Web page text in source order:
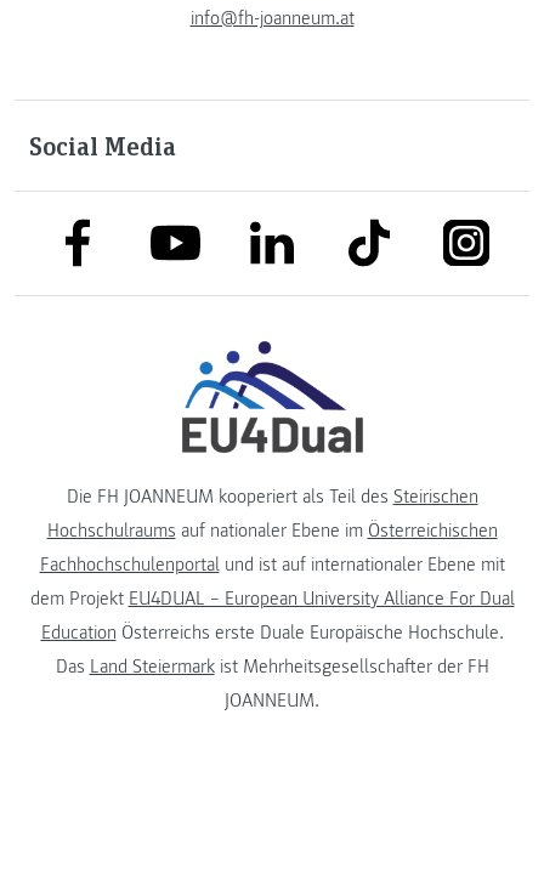
info@fh-joanneum.at
Social Media
link to facebooklink to youtubelink to linkedinlink to tiktok
Die FH JOANNEUM kooperiert als Teil des Steirischen
Hochschulraums auf nationaler Ebene im Österreichischen
Fachhochschulenportalund ist auf internationaler Ebene mit
dem Projekt EU4DUAL – European University Alliance For Dual
Education Österreichs erste Duale Europäische Hochschule.
Das Land Steiermarkist Mehrheitsgesellschafter der FH
JOANNEUM.